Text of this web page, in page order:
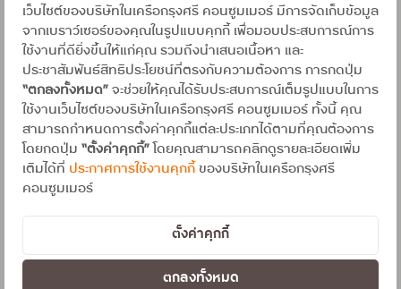
เว็บไซต์ของบริษัทในเครือกรุงศรี คอนซูมเมอร์ มีการจัดเก็บข้อมูล
จากเบราว์เซอร์ของคุณในรูปแบบคุกกี้ เพื่อมอบประสบการณ์การ
ใช้งานที่ดียิ่งขึ้นให้แก่คุณ รวมถึงนำเสนอเนื้อหา และ
ประชาสัมพันธ์สิทธิประโยชน์ที่ตรงกับความต้องการ การกดปุ่ม
“ตกลงทั้งหมด”จะช่วยให้คุณได้รับประสบการณ์เต็มรูปแบบในการ
ใช้งานเว็บไซต์ของบริษัทในเครือกรุงศรี คอนซูมเมอร์ ทั้งนี้ คุณ
สามารถกำหนดการตั้งค่าคุกกี้แต่ละประเภทได้ตามที่คุณต้องการ
โดยกดปุ่ม “ตั้งค่าคุกกี้”โดยคุณสามารถคลิกดูรายละเอียดเพิ่ม
เติมได้ที่ ประกาศการใช้งานคุกกี้ของบริษัทในเครือกรุงศรี
คอนซูมเมอร์
ตั้งค่าคุกกี้
ตกลงทั้งหมด
วงเงินในบัตรที่ยังเหลืออยู่เป็นเงินสดโอนเข้าบัญชีได้ทันที เพื่อนำไปใช้
จ่ายกับดีลสุดพิเศษได้ทันท่วงที เป็นวิธีที่ง่ายและรวดเร็วในการจัดการ
เงินก้อนที่ต้องการเร่งด่วน โดยไม่ต้องลำบากใจไปหยิบยืมเพื่อนหรือ
ครอบครัว
3. เสาหลักของครอบครัว (The Family Guardian)
ในฐานะเสาหลักของครอบครัว คุณคือคนที่ต้องเตรียมพร้อมสำหรับ
รายจ่ายก้อนใหญ่ที่อาจเกิดขึ้นโดยไม่คาดคิดเสมอ ไม่ว่าจะเป็นเหตุการณ์
ฉุกเฉินอย่างคนในครอบครัวป่วยต้องสำรองจ่ายค่ารักษาพยาบาล
หรือแม้กระทั่งการจ่ายค่าเทอมของลูก ซึ่งบางครั้งการชำระผ่านบัตร
เครดิตอาจมีค่าธรรมเนียมเพิ่มเติม ทำให้การจ่ายด้วยเงินสดหรือการ
โอนเงินเป็นทางเลือกที่คุ้มค่ากว่า
U CASH คือฮีโร่ในยามฉุกเฉิน ในเวลาเร่งด่วนที่ต้องการเงินสดทันที U
CASH ช่วยให้คุณเข้าถึงเงินฉุกเฉินได้อย่างรวดเร็ว สามารถเบิกเงิน
จากวงเงินบัตรเครดิตมาเป็นเงินสดโอนเข้าบัญชี เพื่อนำไปจ่ายค่าเทอม
ได้โดยไม่ต้องเสียค่าธรรมเนียมรูดบัตร หรือสำรองจ่ายค่ารักษา